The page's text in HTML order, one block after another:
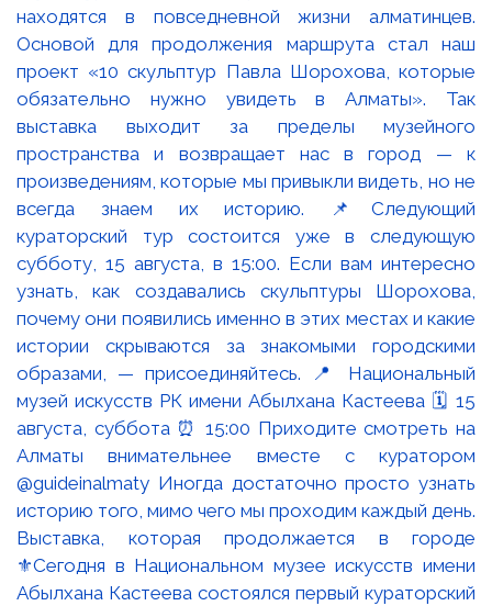
Выставка, которая продолжается в городе
⚜️Сегодня в Национальном музее искусств имени
Абылхана Кастеева состоялся первый кураторский